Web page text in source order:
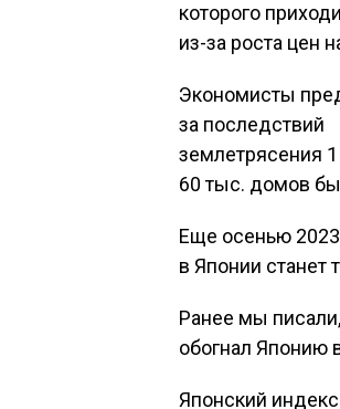
которого
из-за роста цен
Экономисты
за последствий
землетрясения 1
60 тыс. домов
Еще осенью
в Японии станет
Ранее мы
обогнал Японию
Японский